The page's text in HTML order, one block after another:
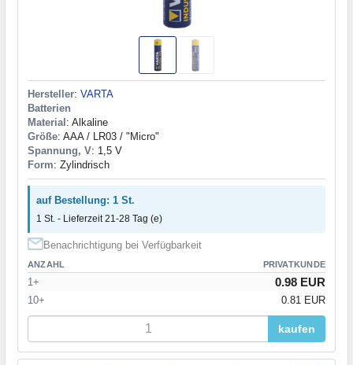
Hersteller: VARTA
Batterien
Material: Alkaline
Größe: AAA / LR03 / "Micro"
Spannung, V: 1,5 V
Form: Zylindrisch
auf Bestellung: 1 St.
1 St. - Lieferzeit 21-28 Tag (e)
Benachrichtigung bei Verfügbarkeit
ANZAHL PRIVATKUNDE
1+ 0.98 EUR
10+ 0.81 EUR
kaufen